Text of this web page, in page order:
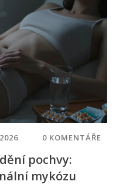
0 KOMENTÁŘE
pochvy:
mykózu